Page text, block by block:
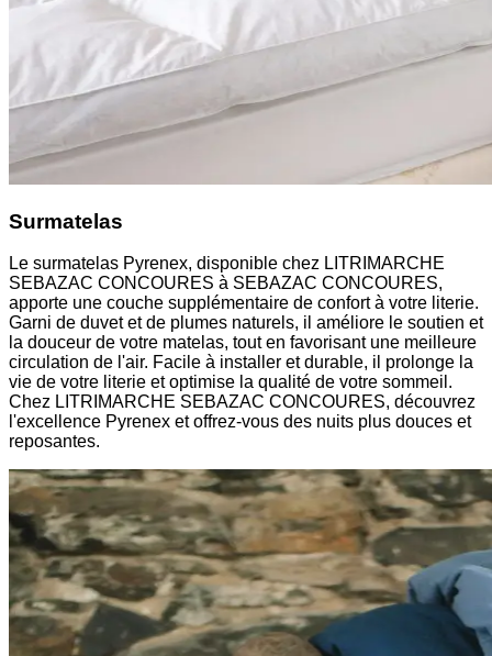
Surmatelas
Le surmatelas Pyrenex, disponible chez LITRIMARCHE
SEBAZAC CONCOURES à SEBAZAC CONCOURES,
apporte une couche supplémentaire de confort à votre literie.
Garni de duvet et de plumes naturels, il améliore le soutien et
la douceur de votre matelas, tout en favorisant une meilleure
circulation de l'air. Facile à installer et durable, il prolonge la
vie de votre literie et optimise la qualité de votre sommeil.
Chez LITRIMARCHE SEBAZAC CONCOURES, découvrez
l'excellence Pyrenex et offrez-vous des nuits plus douces et
reposantes.